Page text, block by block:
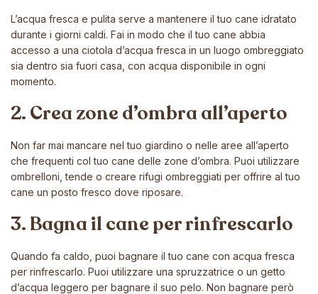
L’acqua fresca e pulita serve a mantenere il tuo cane idratato
durante i giorni caldi. Fai in modo che il tuo cane abbia
accesso a una ciotola d’acqua fresca in un luogo ombreggiato
sia dentro sia fuori casa, con acqua disponibile in ogni
momento.
2. Crea zone d’ombra all’aperto
Non far mai mancare nel tuo giardino o nelle aree all’aperto
che frequenti col tuo cane delle zone d’ombra. Puoi utilizzare
ombrelloni, tende o creare rifugi ombreggiati per offrire al tuo
cane un posto fresco dove riposare.
3. Bagna il cane per rinfrescarlo
Quando fa caldo, puoi bagnare il tuo cane con acqua fresca
per rinfrescarlo. Puoi utilizzare una spruzzatrice o un getto
d’acqua leggero per bagnare il suo pelo. Non bagnare però